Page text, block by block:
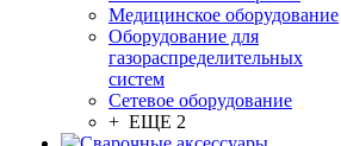
Медицинское оборудование
Оборудование для
газораспределительных
систем
Сетевое оборудование
+ ЕЩЕ 2